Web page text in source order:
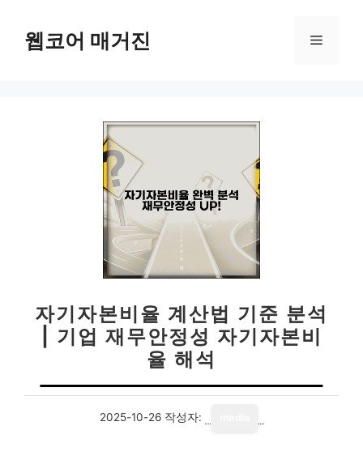
웹코어 매거진 메
자기자본비율 계산법 기준 분석
| 기업 재무안정성 자기자본비
율 해석
2025-10-26 작성자: